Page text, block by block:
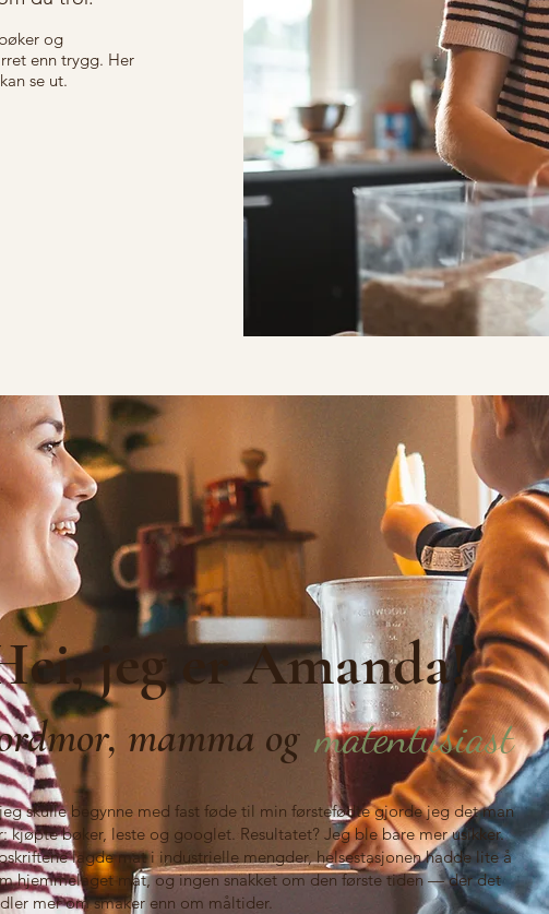
og
enn trygg. Her
se ut.
jeg er Amanda!
mamma og matentusiast
skulle begynne med fast føde til min førstefødte gjorde jeg det man
kjøpte bøker, leste og googlet. Resultatet? Jeg ble bare mer usikker.
lagde mat i industrielle mengder, helsestasjonen hadde lite å
hjemmelaget mat, og ingen snakket om den første tiden — der det
mer om smaker enn om måltider.